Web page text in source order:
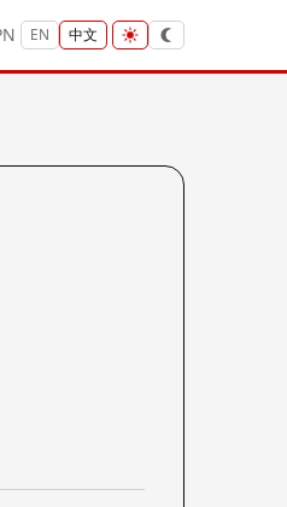
EN 中文